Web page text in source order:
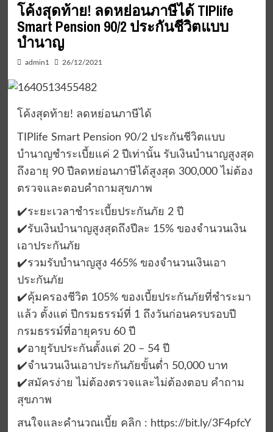
โค้งสุดท้าย! ลดหย่อนภาษีได้ TIPlife
Smart Pension 90/2 ประกันชีวิตแบบ
บำนาญ
admin1 26/12/2021
โค้งสุดท้าย! ลดหย่อนภาษีได้
TIPlife Smart Pension 90/2 ประกันชีวิตแบบ
บำนาญชำระเบี้ยแค่ 2 ปีเท่านั้น รับเงินบำนาญสูงสุด
ถึงอายุ 90 ปีลดหย่อนภาษีได้สูงสุด 300,000 ไม่ต้อง
ตรวจและตอบคำถามสุขภาพ
✔️ระยะเวลาชำระเบี้ยประกันภัย 2 ปี
✔️รับเงินบำนาญสูงสุดถึงปีละ 15% ของจำนวนเงิน
เอาประกันภัย
✔️รวมรับบำนาญสูง 465% ของจำนวนเงินเอา
ประกันภัย
✔️คุ้มครองชีวิต 105% ของเบี้ยประกันภัยที่ชำระมา
แล้ว ตั้งแต่ ปีกรมธรรม์ที่ 1 ถึงวันก่อนครบรอบปี
กรมธรรม์ที่อายุครบ 60 ปี
✔️อายุรับประกันตั้งแต่ 20 – 54 ปี
✔️จำนวนเงินเอาประกันภัยขั้นต่ำ 50,000 บาท
✔️สมัครง่าย ไม่ต้องตรวจและไม่ต้องตอบ คำถาม
สุขภาพ
สนใจและคำนวณเบี้ย คลิก : https://bit.ly/3F4pfcY